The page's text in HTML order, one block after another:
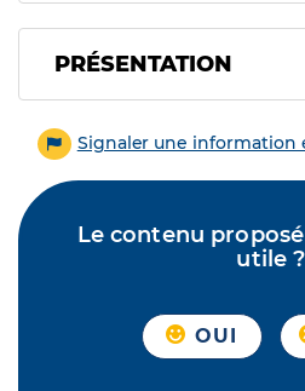
PRÉSENTATION
Signaler une information
Le contenu
utile ?
OUI